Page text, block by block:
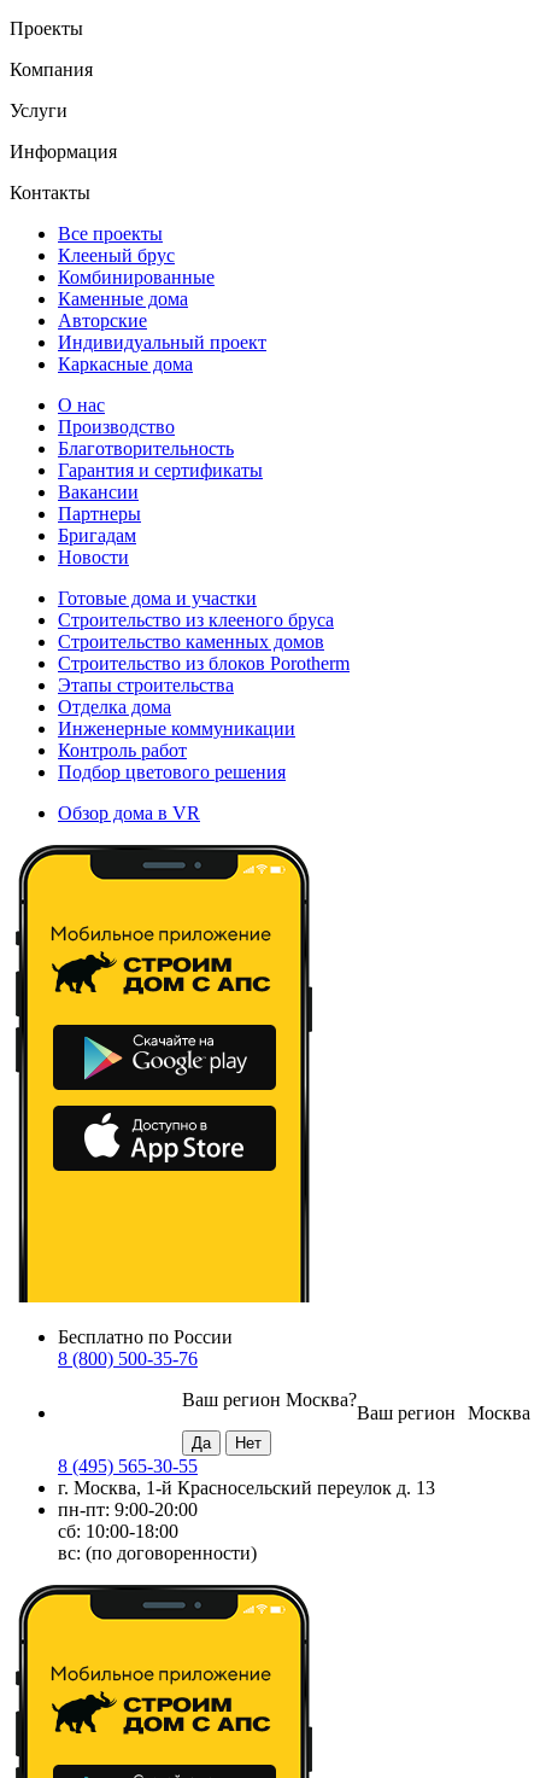
Проекты
Компания
Услуги
Информация
Контакты
Все проекты
Клееный брус
Комбинированные
Каменные дома
Авторские
Индивидуальный проект
Каркасные дома
О нас
Производство
Благотворительность
Гарантия и сертификаты
Вакансии
Партнеры
Бригадам
Новости
Готовые дома и участки
Строительство из клееного бруса
Строительство каменных домов
Строительство из блоков Porotherm
Этапы строительства
Отделка дома
Инженерные коммуникации
Контроль работ
Подбор цветового решения
Обзор дома в VR
Бесплатно по России
8 (800) 500-35-76
Москва
Ваш регион
Ваш регион Москва?
8 (495) 565-30-55
г. Москва, 1-й Красносельский переулок д. 13
пн-пт: 9:00-20:00
сб: 10:00-18:00
вс: (по договоренности)